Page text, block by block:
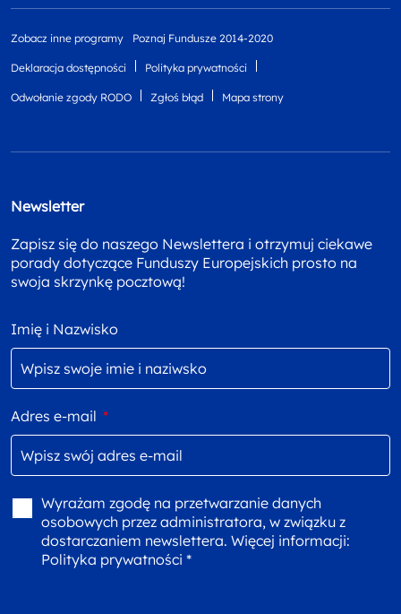
Zobacz inne programy Poznaj Fundusze 2014-2020
Deklaracja dostępności Polityka prywatności
Odwołanie zgody RODO Zgłoś błąd Mapa strony
Newsletter
Zapisz się do naszego Newslettera i otrzymuj ciekawe
porady dotyczące Funduszy Europejskich prosto na
swoja skrzynkę pocztową!
Imię i Nazwisko
Adres e-mail *
Wyrażam zgodę na przetwarzanie danych
osobowych przez administratora, w związku z
dostarczaniem newslettera. Więcej informacji:
Polityka prywatności *